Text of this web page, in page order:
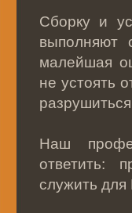
Сборку и
выполняют
малейшая
не устоять
Наш
ответить:
служить